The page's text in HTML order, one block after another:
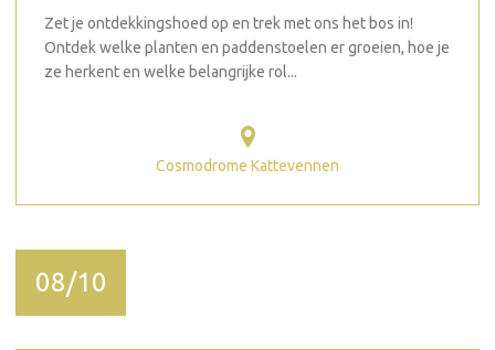
Zet je ontdekkingshoed op en trek met ons het bos in!
Ontdek welke planten en paddenstoelen er groeien, hoe je
ze herkent en welke belangrijke rol...
Cosmodrome Kattevennen
08/10